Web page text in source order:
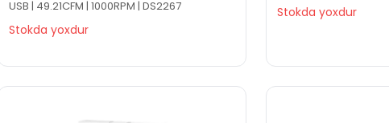
USB | 49.21CFM | 1000RPM | DS2267
Stokda yoxdur
Stokda yoxdur